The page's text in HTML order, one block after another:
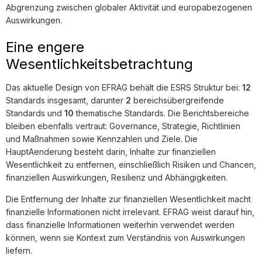
Abgrenzung zwischen globaler Aktivität und europabezogenen
Auswirkungen.
Eine engere
Wesentlichkeitsbetrachtung
Das aktuelle Design von EFRAG behält die ESRS Struktur bei: 12
Standards insgesamt, darunter 2 bereichsübergreifende
Standards und 10 thematische Standards. Die Berichtsbereiche
bleiben ebenfalls vertraut: Governance, Strategie, Richtlinien
und Maßnahmen sowie Kennzahlen und Ziele. Die
HauptAenderung besteht darin, Inhalte zur finanziellen
Wesentlichkeit zu entfernen, einschließlich Risiken und Chancen,
finanziellen Auswirkungen, Resilienz und Abhängigkeiten.
Die Entfernung der Inhalte zur finanziellen Wesentlichkeit macht
finanzielle Informationen nicht irrelevant. EFRAG weist darauf hin,
dass finanzielle Informationen weiterhin verwendet werden
können, wenn sie Kontext zum Verständnis von Auswirkungen
liefern.